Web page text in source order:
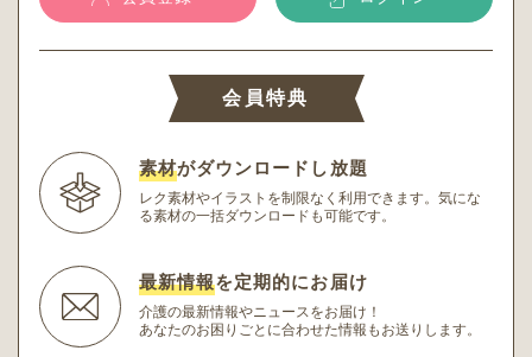
会員特典
素材がダウンロードし放題
レク素材やイラストを制限なく利用できます。 気にな
る素材の一括ダウンロードも可能です。
最新情報を定期的にお届け
介護の最新情報やニュースをお届け！
あなたのお困りごとに合わせた情報もお送りします。